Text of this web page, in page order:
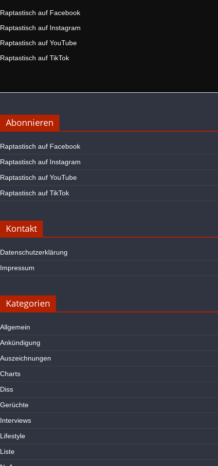
Raptastisch auf Facebook
Raptastisch auf Instagram
Raptastisch auf YouTube
Raptastisch auf TikTok
Abonnieren
Raptastisch auf Facebook
Raptastisch auf Instagram
Raptastisch auf YouTube
Raptastisch auf TikTok
Kontakt
Datenschutzerklärung
Impressum
Kategorien
Allgemein
Ankündigung
Auszeichnungen
Charts
Diss
Gerüchte
Interviews
Lifestyle
Liste